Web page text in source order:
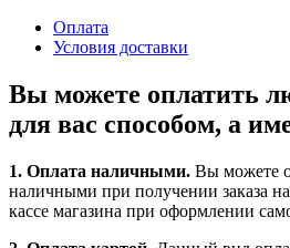
Оплата
Условия доставки
Вы можете оплатить
для вас способом, а
1. Оплата наличными. Вы можете
наличными при получении заказа
кассе магазина при оформлении